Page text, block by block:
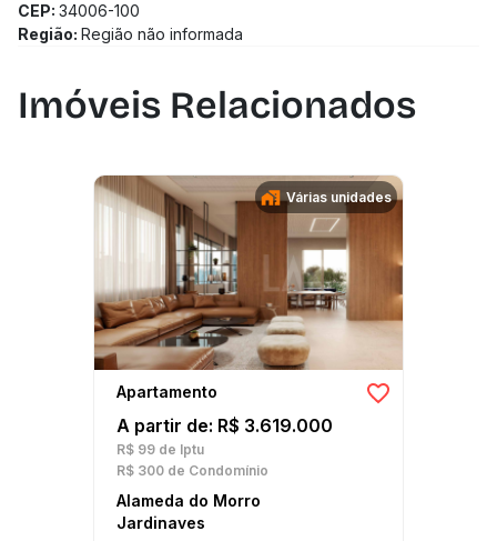
CEP: 34006-100
Região: Região não informada
Imóveis Relacionados
Várias unidades
Apartamento
A partir de: R$ 3.619.000
R$ 99 de Iptu
R$ 300 de Condomínio
Alameda do Morro
Jardinaves